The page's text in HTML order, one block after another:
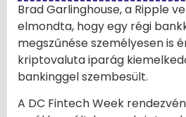
Brad Garlinghouse, a Ripple
elmondta, hogy egy régi
megszűnése személyesen is
kriptovaluta iparág
bankinggel szembesült.
A DC Fintech Week